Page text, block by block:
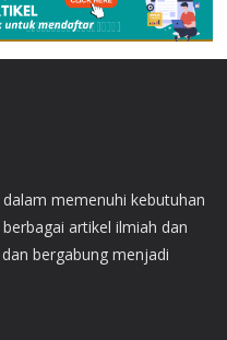
memenuhi kebutuhan
artikel ilmiah dan
bergabung menjadi